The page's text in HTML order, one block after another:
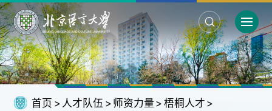
首页 > 人才队伍 > 师资力量 > 梧桐人才 >